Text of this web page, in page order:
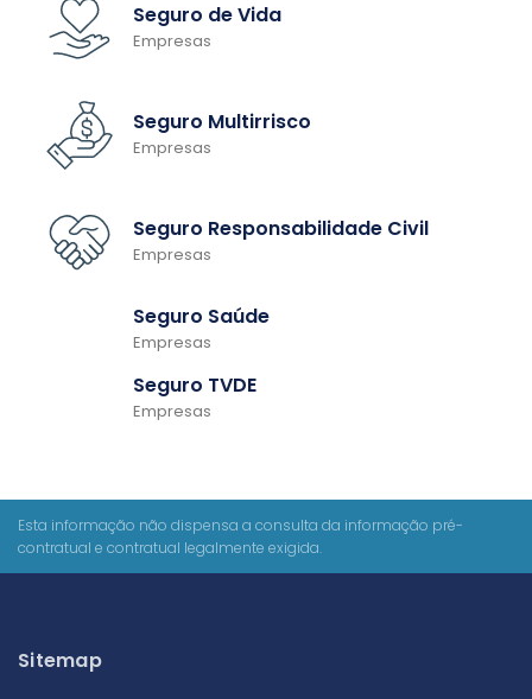
Seguro de Vida
Empresas
Seguro Multirrisco
Empresas
Seguro Responsabilidade Civil
Empresas
Seguro Saúde
Empresas
Seguro TVDE
Empresas
Esta informação não dispensa a consulta da informação pré-
contratual e contratual legalmente exigida.
Sitemap